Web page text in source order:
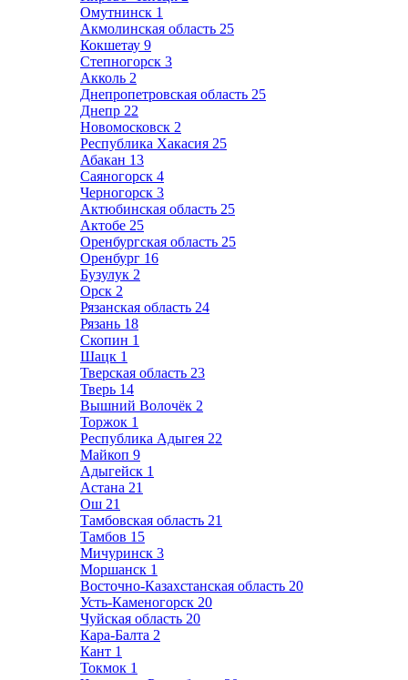
Омутнинск 1
Акмолинская область 25
Кокшетау 9
Степногорск 3
Акколь 2
Днепропетровская область 25
Днепр 22
Новомосковск 2
Республика Хакасия 25
Абакан 13
Саяногорск 4
Черногорск 3
Актюбинская область 25
Актобе 25
Оренбургская область 25
Оренбург 16
Бузулук 2
Орск 2
Рязанская область 24
Рязань 18
Скопин 1
Шацк 1
Тверская область 23
Тверь 14
Вышний Волочёк 2
Торжок 1
Республика Адыгея 22
Майкоп 9
Адыгейск 1
Астана 21
Ош 21
Тамбовская область 21
Тамбов 15
Мичуринск 3
Моршанск 1
Восточно-Казахстанская область 20
Усть-Каменогорск 20
Чуйская область 20
Кара-Балта 2
Кант 1
Токмок 1